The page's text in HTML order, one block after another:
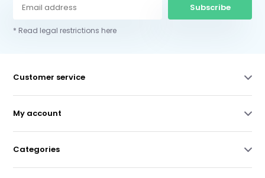
Subscribe
* Read legal restrictions here
Customer service
My account
Categories